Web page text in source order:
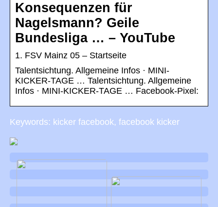
Konsequenzen für
Nagelsmann? Geile
Bundesliga … – YouTube
1. FSV Mainz 05 – Startseite
Talentsichtung. Allgemeine Infos · MINI-
KICKER-TAGE … Talentsichtung. Allgemeine
Infos · MINI-KICKER-TAGE … Facebook-Pixel:
Keywords: kicker facebook, facebook kicker